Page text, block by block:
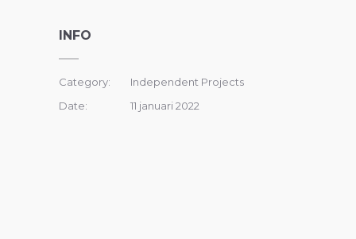
INFO
Category:
Independent Projects
Date:
11 januari 2022